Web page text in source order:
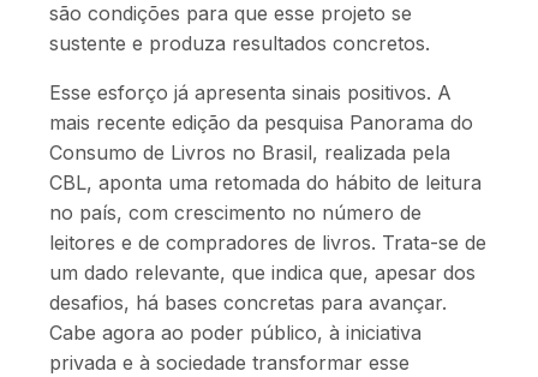
são condições para que esse projeto se
sustente e produza resultados concretos.
Esse esforço já apresenta sinais positivos. A
mais recente edição da pesquisa Panorama do
Consumo de Livros no Brasil, realizada pela
CBL, aponta uma retomada do hábito de leitura
no país, com crescimento no número de
leitores e de compradores de livros. Trata-se de
um dado relevante, que indica que, apesar dos
desafios, há bases concretas para avançar.
Cabe agora ao poder público, à iniciativa
privada e à sociedade transformar esse